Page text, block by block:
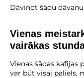
Dāvinot šādu
Vienas
vairākas
Vienas šādas kafijas
var būt visai paliels,